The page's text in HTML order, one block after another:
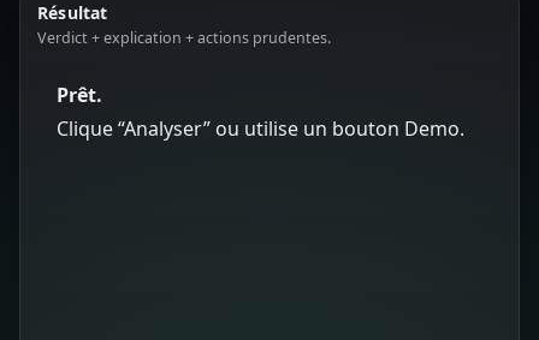
Résultat
Verdict + explication + actions prudentes.
Prêt.
Clique “Analyser” ou utilise un bouton Demo.